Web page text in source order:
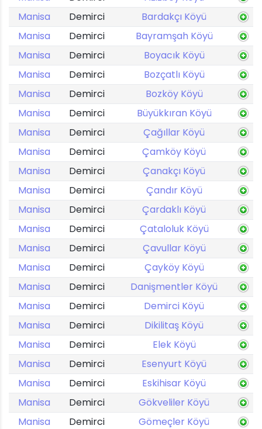
Manisa
Demirci
Bardakçı Köyü
Manisa
Demirci
Bayramşah Köyü
Manisa
Demirci
Boyacık Köyü
Manisa
Demirci
Bozçatlı Köyü
Manisa
Demirci
Bozköy Köyü
Manisa
Demirci
Büyükkıran Köyü
Manisa
Demirci
Çağıllar Köyü
Manisa
Demirci
Çamköy Köyü
Manisa
Demirci
Çanakçı Köyü
Manisa
Demirci
Çandır Köyü
Manisa
Demirci
Çardaklı Köyü
Manisa
Demirci
Çataloluk Köyü
Manisa
Demirci
Çavullar Köyü
Manisa
Demirci
Çayköy Köyü
Manisa
Demirci
Danişmentler Köyü
Manisa
Demirci
Demirci Köyü
Manisa
Demirci
Dikilitaş Köyü
Manisa
Demirci
Elek Köyü
Manisa
Demirci
Esenyurt Köyü
Manisa
Demirci
Eskihisar Köyü
Manisa
Demirci
Gökveliler Köyü
Manisa
Demirci
Gömeçler Köyü